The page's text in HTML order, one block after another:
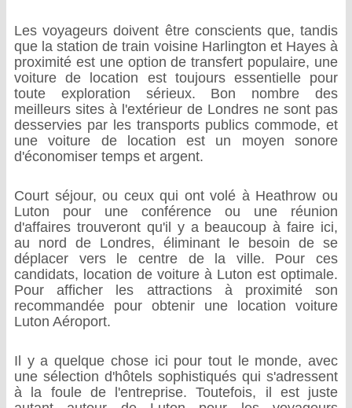
Les voyageurs doivent être conscients que, tandis
que la station de train voisine Harlington et Hayes à
proximité est une option de transfert populaire, une
voiture de location est toujours essentielle pour
toute exploration sérieux. Bon nombre des
meilleurs sites à l'extérieur de Londres ne sont pas
desservies par les transports publics commode, et
une voiture de location est un moyen sonore
d'économiser temps et argent.
Court séjour, ou ceux qui ont volé à Heathrow ou
Luton pour une conférence ou une réunion
d'affaires trouveront qu'il y a beaucoup à faire ici,
au nord de Londres, éliminant le besoin de se
déplacer vers le centre de la ville. Pour ces
candidats, location de voiture à Luton est optimale.
Pour afficher les attractions à proximité son
recommandée pour obtenir une location voiture
Luton Aéroport.
Il y a quelque chose ici pour tout le monde, avec
une sélection d'hôtels sophistiqués qui s'adressent
à la foule de l'entreprise. Toutefois, il est juste